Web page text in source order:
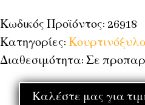
Κωδικός Προϊόντος: 26918
Κατηγορίες:
Διαθεσιμότητα: Σε
Καλέστε μας για